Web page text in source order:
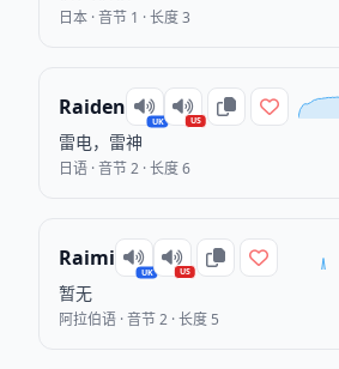
日本 · 音节 1 · 长度 3
Raiden
UK US
雷电，雷神
日语 · 音节 2 · 长度 6
Raimi
UK US
暂无
阿拉伯语 · 音节 2 · 长度 5